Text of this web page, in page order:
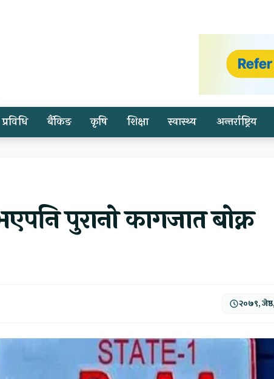
प्रविधि बैंकिङ कृषि शिक्षा स्वास्थ्य अन्तर्राष्ट्रिय
पुरानो कागजात बोक्न
२०७९,